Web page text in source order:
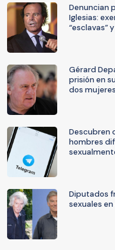
Denuncian
Iglesias:
“esclavas”
Gérard
prisión en
dos mujeres
Descubren
hombres
Diputados
sexuales en